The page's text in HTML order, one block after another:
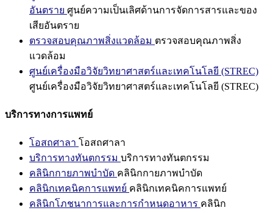
อันตราย ศูนย์ความเป็นเลิศด้านการจัดการสารและของ
เสียอันตราย
ตรวจสอบคุณภาพสิ่งแวดล้อม ตรวจสอบคุณภาพสิ่ง
แวดล้อม
ศูนย์เครื่องมือวิจัยวิทยาศาสตร์และเทคโนโลยี (STREC)
ศูนย์เครื่องมือวิจัยวิทยาศาสตร์และเทคโนโลยี (STREC)
บริการทางการแพทย์
โอสถศาลา โอสถศาลา
บริการทางทันตกรรม บริการทางทันตกรรม
คลินิกกายภาพบำบัด คลินิกกายภาพบำบัด
คลินิกเทคนิคการแพทย์ คลินิกเทคนิคการแพทย์
คลินิกโภชนาการและการกำหนดอาหาร คลินิก